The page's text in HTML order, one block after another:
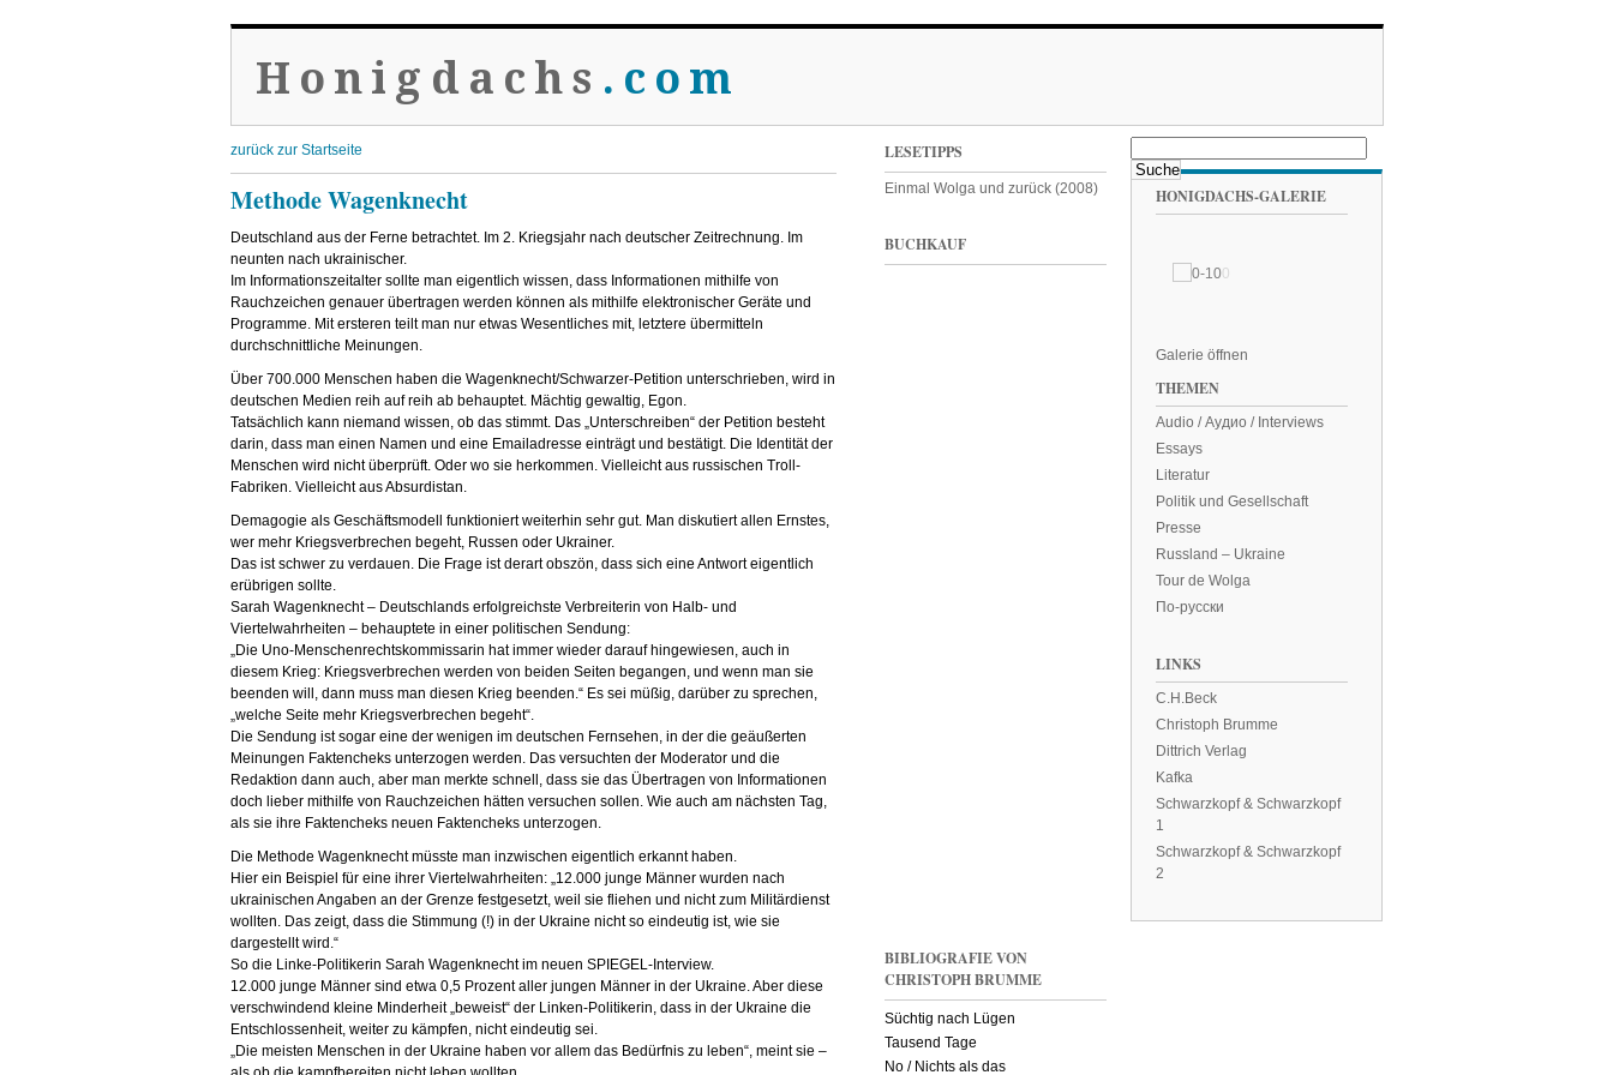
Honigdachs .com
zurück zur Startseite
Methode Wagenknecht
Deutschland aus der Ferne betrachtet. Im 2. Kriegsjahr nach deutscher Zeitrechnung. Im
neunten nach ukrainischer.
Im Informationszeitalter sollte man eigentlich wissen, dass Informationen mithilfe von
Rauchzeichen genauer übertragen werden können als mithilfe elektronischer Geräte und
Programme. Mit ersteren teilt man nur etwas Wesentliches mit, letztere übermitteln
durchschnittliche Meinungen.
Über 700.000 Menschen haben die Wagenknecht/Schwarzer-Petition unterschrieben, wird in
deutschen Medien reih auf reih ab behauptet. Mächtig gewaltig, Egon.
Tatsächlich kann niemand wissen, ob das stimmt. Das „Unterschreiben“ der Petition besteht
darin, dass man einen Namen und eine Emailadresse einträgt und bestätigt. Die Identität der
Menschen wird nicht überprüft. Oder wo sie herkommen. Vielleicht aus russischen Troll-
Fabriken. Vielleicht aus Absurdistan.
Demagogie als Geschäftsmodell funktioniert weiterhin sehr gut. Man diskutiert allen Ernstes,
wer mehr Kriegsverbrechen begeht, Russen oder Ukrainer.
Das ist schwer zu verdauen. Die Frage ist derart obszön, dass sich eine Antwort eigentlich
erübrigen sollte.
Sarah Wagenknecht – Deutschlands erfolgreichste Verbreiterin von Halb- und
Viertelwahrheiten – behauptete in einer politischen Sendung:
„Die Uno-Menschenrechtskommissarin hat immer wieder darauf hingewiesen, auch in
diesem Krieg: Kriegsverbrechen werden von beiden Seiten begangen, und wenn man sie
beenden will, dann muss man diesen Krieg beenden.“ Es sei müßig, darüber zu sprechen,
„welche Seite mehr Kriegsverbrechen begeht“.
Die Sendung ist sogar eine der wenigen im deutschen Fernsehen, in der die geäußerten
Meinungen Faktencheks unterzogen werden. Das versuchten der Moderator und die
Redaktion dann auch, aber man merkte schnell, dass sie das Übertragen von Informationen
doch lieber mithilfe von Rauchzeichen hätten versuchen sollen. Wie auch am nächsten Tag,
als sie ihre Faktencheks neuen Faktencheks unterzogen.
Die Methode Wagenknecht müsste man inzwischen eigentlich erkannt haben.
Hier ein Beispiel für eine ihrer Viertelwahrheiten: „12.000 junge Männer wurden nach
ukrainischen Angaben an der Grenze festgesetzt, weil sie fliehen und nicht zum Militärdienst
wollten. Das zeigt, dass die Stimmung (!) in der Ukraine nicht so eindeutig ist, wie sie
dargestellt wird.“
So die Linke-Politikerin Sarah Wagenknecht im neuen SPIEGEL-Interview.
12.000 junge Männer sind etwa 0,5 Prozent aller jungen Männer in der Ukraine. Aber diese
verschwindend kleine Minderheit „beweist“ der Linken-Politikerin, dass in der Ukraine die
Entschlossenheit, weiter zu kämpfen, nicht eindeutig sei.
„Die meisten Menschen in der Ukraine haben vor allem das Bedürfnis zu leben“, meint sie –
LESETIPPS
Einmal Wolga und zurück (2008)
BUCHKAUF
BIBLIOGRAFIE VON
CHRISTOPH BRUMME
Süchtig nach Lügen
Tausend Tage
No / Nichts als das
HONIGDACHS-GALERIE
Galerie öffnen
THEMEN
Audio / Аудио / Interviews
Essays
Literatur
Politik und Gesellschaft
Presse
Russland – Ukraine
Tour de Wolga
По-русски
LINKS
C.H.Beck
Christoph Brumme
Dittrich Verlag
Kafka
Schwarzkopf & Schwarzkopf
1
Schwarzkopf & Schwarzkopf
2